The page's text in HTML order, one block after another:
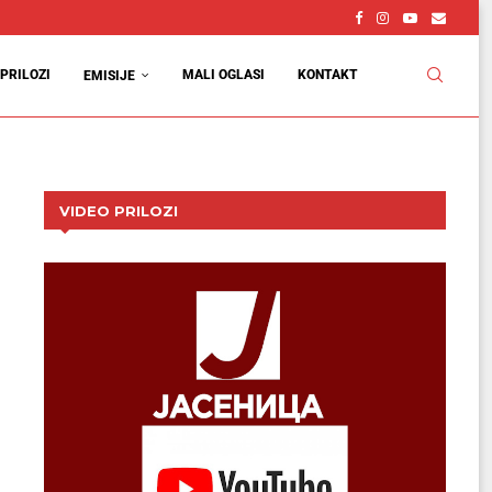
PRILOZI EMISIJE MALI OGLASI KONTAKT
VIDEO PRILOZI